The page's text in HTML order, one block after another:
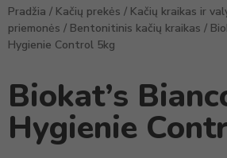
Pradžia / Kačių prekės / Kačių kraikas ir
priemonės / Bentonitinis kačių kraikas /
Hygienie Control 5kg
Biokat’s
Hygienie